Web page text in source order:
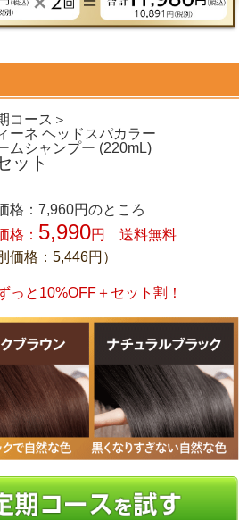
コース＞
ーネ ヘッドスパカラー
ムシャンプー (220mL)
ット
格：7,960円のところ
格： 5,990円 送料無料
価格：5,446円）
っと10%OFF＋セット割！